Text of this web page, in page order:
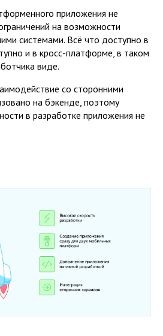
приложения не
на возможности
системами. Всё что доступно в
и в кросс-платформе, в таком
виде.
со сторонними
на бэкенде, поэтому
в разработке приложения не